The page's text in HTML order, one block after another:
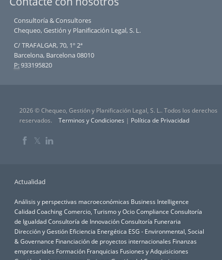
Consultoría & Consultores
Chequeo, Gestión y Planificación Legal, S. L.
C/ TRAFALGAR, 70, 1º 2ª
Barcelona, Barcelona 08010
P:933195820
2026 © Chequeo, Gestión y Planificación Legal, S. L.. Todos los derechos
reservados.
Terminos y Condiciones | Política de Privacidad
𝕏
Actualidad
Análisis y perspectivas macroeconómicas Business Intelligence
CalidadCoachingComercio, Turismo y OcioCompliance Consultoría
de IgualdadConsultoría de InnovaciónConsultoría Funeraria
Dirección y Gestión Eficiencia Energética ESG - Environmental, Social
& Governance Financiación de proyectos internacionales Finanzas
empresariales Formación Franquicias Fusiones y Adquisiciones